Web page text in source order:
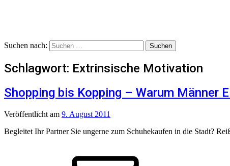
Suchen nach:
Schlagwort: Extrinsische Motivation
Shopping bis Kopping – Warum Männer
Veröffentlicht am 9. August 2011
Begleitet Ihr Partner Sie ungerne zum Schuhekaufen in die Stadt?